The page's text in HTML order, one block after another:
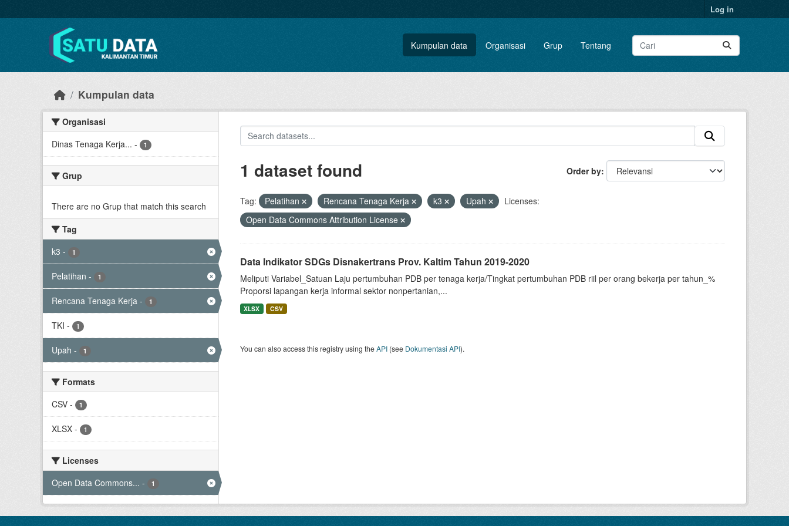
Log in
Kumpulan data Organisasi Grup Tentang
Kumpulan data
Organisasi
Dinas Tenaga Kerja... - 1
Grup
There are no Grup that match this search
Tag
k3 - 1
Pelatihan - 1
Rencana Tenaga Kerja - 1
TKI - 1
Upah - 1
Formats
CSV - 1
XLSX - 1
Licenses
Open Data Commons... - 1
Order by
1 dataset found
Tag: Pelatihan Rencana Tenaga Kerja k3 Upah
Licenses:
Open Data Commons Attribution License
Data Indikator SDGs Disnakertrans Prov. Kaltim Tahun 2019-2020
Meliputi Variabel_Satuan Laju pertumbuhan PDB per tenaga kerja/Tingkat pertumbuhan PDB riil per orang bekerja per tahun_%
Proporsi lapangan kerja informal sektor nonpertanian,...
XLSX CSV
You can also access this registry using theAPI(see Dokumentasi API).